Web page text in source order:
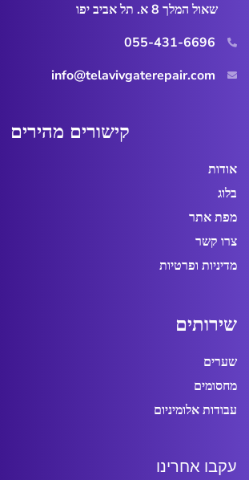
שאול המלך 8 א. תל אביב יפו
055-431-6696
info@telavivgaterepair.com
קישורים מהירים
אודות
בלוג
מפת אתר
צרו קשר
מדיניות ופרטיות
שירותים
שערים
מחסומים
עבודות אלומיניום
עקבו אחרינו